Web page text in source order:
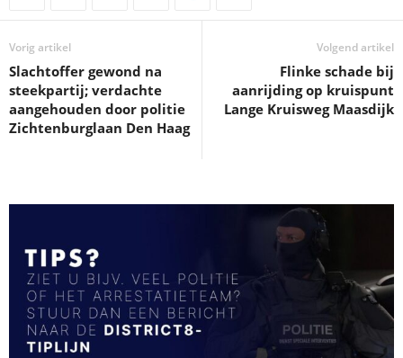
Vorig artikel
Slachtoffer gewond na
steekpartij; verdachte
aangehouden door politie
Zichtenburglaan Den Haag
Volgend artikel
Flinke schade bij
aanrijding op kruispunt
Lange Kruisweg Maasdijk